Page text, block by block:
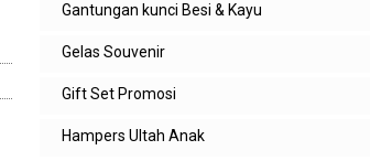
Gantungan kunci Besi & Kayu
Gelas Souvenir
Gift Set Promosi
Hampers Ultah Anak